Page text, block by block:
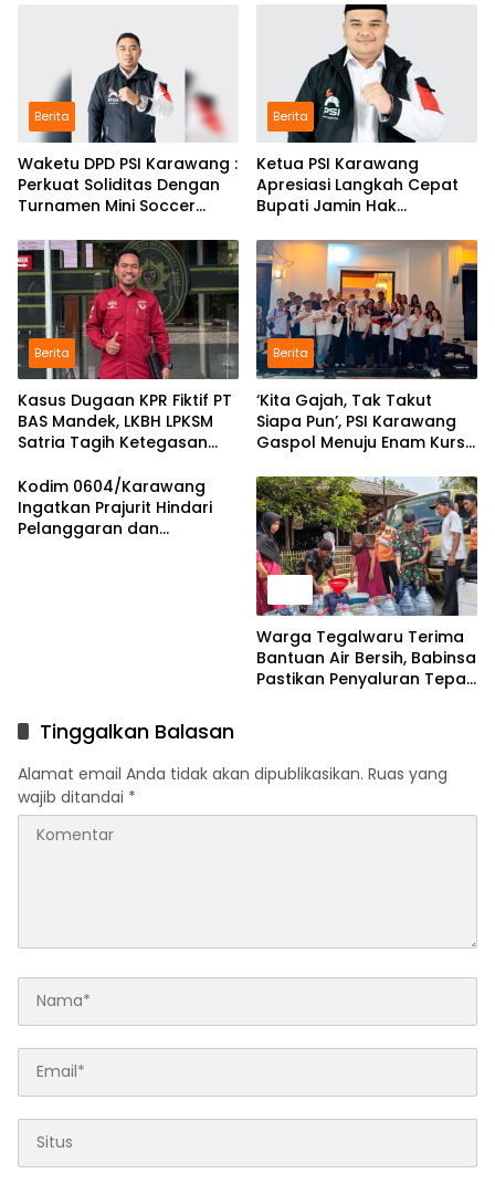
Berita
Waketu DPD PSI Karawang :
Perkuat Soliditas Dengan
Turnamen Mini Soccer
Berita
Ketua PSI Karawang
Apresiasi Langkah Cepat
Bupati Jamin Hak
Berita
Kasus Dugaan KPR Fiktif PT
BAS Mandek, LKBH LPKSM
Satria Tagih Ketegasan
Berita
‘Kita Gajah, Tak Takut
Siapa Pun’, PSI Karawang
Gaspol Menuju Enam Kursi
Kodim 0604/Karawang
Ingatkan Prajurit Hindari
Pelanggaran dan
Warga Tegalwaru Terima
Bantuan Air Bersih, Babinsa
Pastikan Penyaluran Tepat
Tinggalkan Balasan
Alamat email Anda tidak akan dipublikasikan. Ruas yang
wajib ditandai *